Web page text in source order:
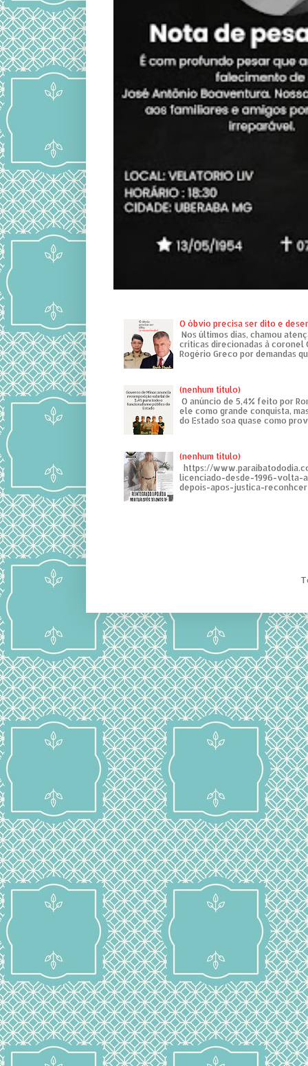
O óbvio precisa ser dito e
Nos últimos dias, chamou
críticas direcionadas à coronel
Rogério Greco por demandas
(nenhum título)
O anúncio de 5,4% feito por
ele como grande conquista,
do Estado soa quase como
(nenhum título)
https://
licenciado-desde-1996-volta-
depois-apos-justica-